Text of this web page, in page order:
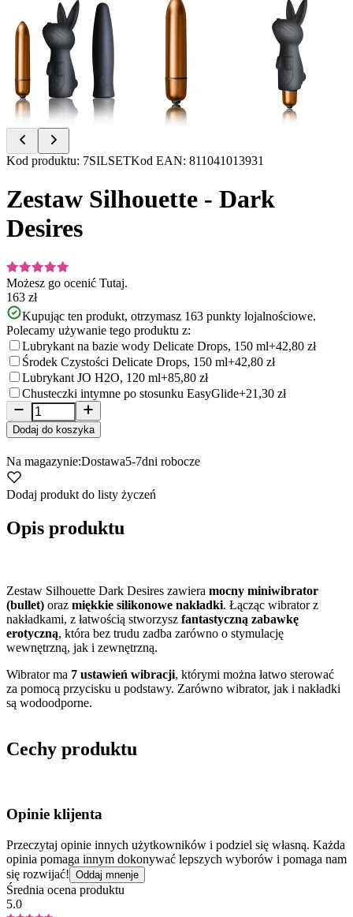
Item
of
8
Kod produktu: 7SILSETKod EAN: 811041013931
Zestaw Silhouette - Dark
Desires
Możesz go ocenić Tutaj.
163 zł
Kupując ten produkt, otrzymasz 163 punkty lojalnościowe.
Polecamy używanie tego produktu z:
Lubrykant na bazie wody Delicate Drops, 150 ml+42,80 zł
Środek Czystości Delicate Drops, 150 ml+42,80 zł
Lubrykant JO H2O, 120 ml+85,80 zł
Chusteczki intymne po stosunku EasyGlide+21,30 zł
Dodaj do koszyka
Na magazynie:Dostawa5-7dni robocze
Dodaj produkt do listy życzeń
Opis produktu
Zestaw Silhouette Dark Desires zawiera mocny miniwibrator
(bullet) oraz miękkie silikonowe nakładki. Łącząc wibrator z
nakładkami, z łatwością stworzysz fantastyczną zabawkę
erotyczną, która bez trudu zadba zarówno o stymulację
wewnętrzną, jak i zewnętrzną.
Wibrator ma 7 ustawień wibracji, którymi można łatwo sterować
za pomocą przycisku u podstawy. Zarówno wibrator, jak i nakładki
są wodoodporne.
Cechy produktu
Opinie klijenta
Przeczytaj opinie innych użytkowników i podziel się własną. Każda
opinia pomaga innym dokonywać lepszych wyborów i pomaga nam
się rozwijać! Oddaj mnenje
Średnia ocena produktu
5.0